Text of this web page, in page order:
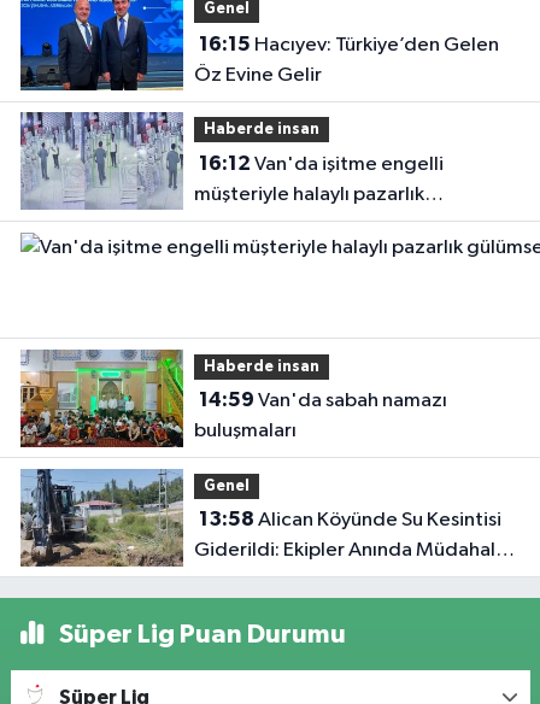
Genel
16:15
Öz Evine Gelir
Haberde insan
16:12
müşteriyle halaylı pazarlık
gülümsetti
Haberde insan
14:59
buluşmaları
Genel
13:58
Giderildi: Ekipler Anında Müdahale
Etti
Süper Lig Puan Durumu
Süper Lig